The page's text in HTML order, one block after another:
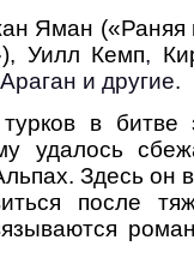
Яман
Уилл Кемп,
и другие.
в битве
удалось
Здесь он
после